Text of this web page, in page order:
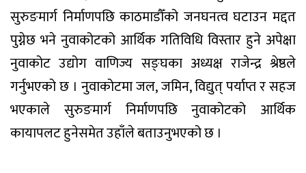
सुरुङमार्ग निर्माणपछि काठमाडौँको जनघनत्व घटाउन मद्दत
पुग्नेछ भने नुवाकोटको आर्थिक गतिविधि विस्तार हुने अपेक्षा
नुवाकोट उद्योग वाणिज्य सङ्घका अध्यक्ष राजेन्द्र श्रेष्ठले
गर्नुभएको छ । नुवाकोटमा जल, जमिन, विद्युत् पर्याप्त र सहज
भएकाले सुरुङमार्ग निर्माणपछि नुवाकोटको आर्थिक
कायापलट हुनेसमेत उहाँले बताउनुभएको छ ।